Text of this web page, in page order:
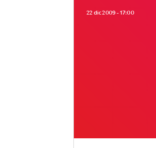
22 dic 2009 - 17:00